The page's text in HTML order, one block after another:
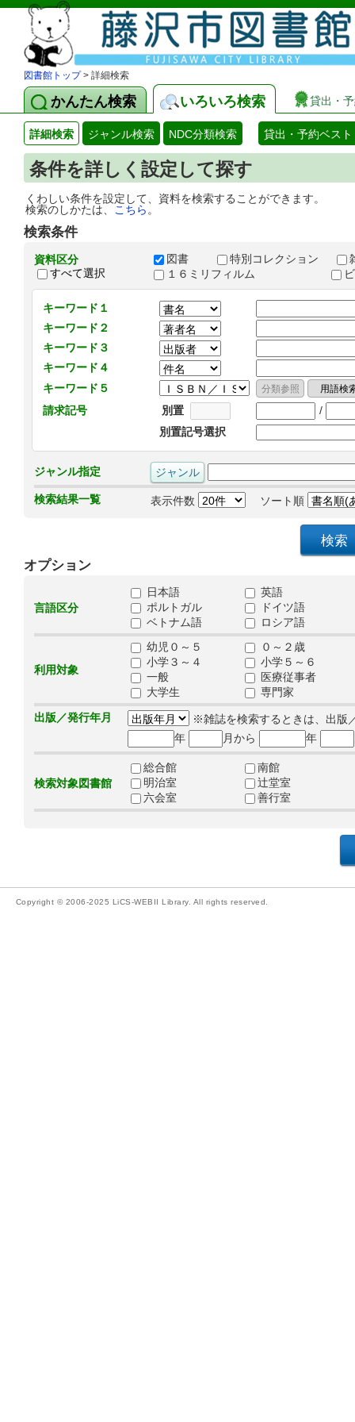
図書館トップ> 詳細検索
かんたん検索 いろいろ検索 貸出・
詳細検索 ジャンル検索 NDC分類検索 貸出・予約ベスト
条件を詳しく設定して探す
くわしい条件を設定して、資料を検索することができます。
検索のしかたは、
こちら 。
検索条件
資料区分
すべて選択
図書 特別コレクション
１６ミリフィルム
キーワード１
キーワード２
キーワード３
キーワード４
キーワード５
請求記号
別置
/
別置記号選択
ジャンル指定
検索結果一覧 表示件数 ソート順
オプション
言語区分
日本語
英語
ポルトガル
ドイツ語
ベトナム語
ロシア語
利用対象
幼児０～５
０～２歳
小学３～４
小学５～６
一般
医療従事者
大学生
専門家
出版／発行年月
※雑誌を検索するときは、出版
年
月から 年
検索対象図書館
総合館
南館
明治室
辻堂室
六会室
善行室
Copyright © 2006-2025 LiCS-WEBII Library. All rights reserved.